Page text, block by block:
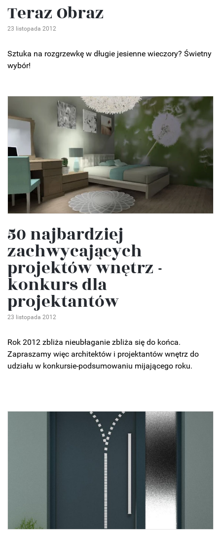
Teraz Obraz
23 listopada 2012
Sztuka na rozgrzewkę w długie jesienne wieczory? Świetny
wybór!
50 najbardziej
zachwycających
projektów wnętrz -
konkurs dla
projektantów
23 listopada 2012
Rok 2012 zbliża nieubłaganie zbliża się do końca.
Zapraszamy więc architektów i projektantów wnętrz do
udziału w konkursie-podsumowaniu mijającego roku.